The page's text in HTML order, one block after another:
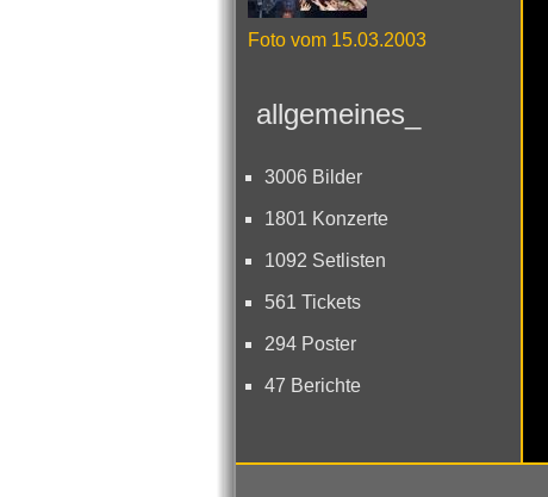
Foto vom 15.03.2003
allgemeines_
3006 Bilder
1801 Konzerte
1092 Setlisten
561 Tickets
294 Poster
47 Berichte